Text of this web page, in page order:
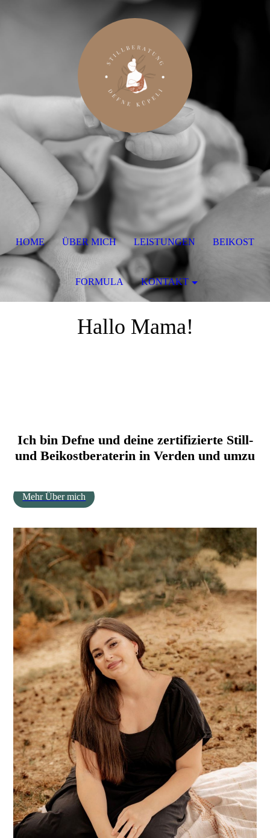
Hallo Mama!
Ich bin Defne und deine zertifizierte Still-
und Beikostberaterin in Verden und umzu
Mehr Über mich
HOME ÜBER MICH LEISTUNGEN BEIKOST
FORMULA KONTAKT